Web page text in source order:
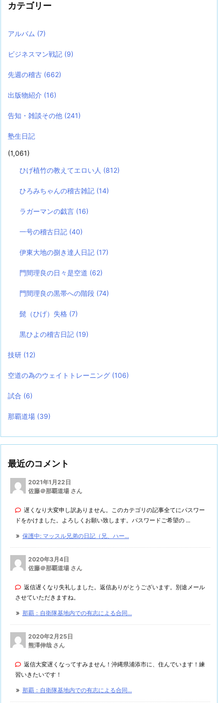
カテゴリー
アルバム (7)
ビジネスマン戦記 (9)
先週の稽古 (662)
出版物紹介 (16)
告知・雑談その他 (241)
塾生日記
(1,061)
ひげ植竹の教えてエロい人 (812)
ひろみちゃんの稽古雑記 (14)
ラガーマンの戯言 (16)
一号の稽古日記 (40)
伊東大地の捌き達人日記 (17)
門間理良の日々是空道 (62)
門間理良の黒帯への階段 (74)
髭（ひげ）失格 (7)
黒ひよの稽古日記 (19)
技研 (12)
空道の為のウェイトトレーニング (106)
試合 (6)
那覇道場 (39)
最近のコメント
2021年1月22日
佐藤＠那覇道場 さん
遅くなり大変申し訳ありません。このカテゴリの記事全てにパスワー
ドをかけました。よろしくお願い致します。パスワードご希望の ...
保護中: マッスル兄弟の日記（兄、ハー...
2020年3月4日
佐藤＠那覇道場 さん
返信遅くなり失礼しました。返信ありがとうございます。別途メール
させていただきますね。
那覇：自衛隊基地内での有志による合同...
2020年2月25日
熊澤伸哉 さん
返信大変遅くなってすみません！沖縄県浦添市に、住んでいます！練
習いきたいです！
那覇：自衛隊基地内での有志による合同...